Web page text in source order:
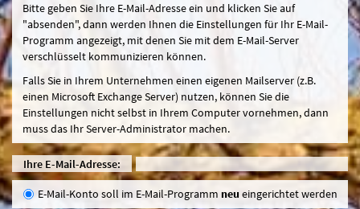
Bitte geben Sie Ihre E-Mail-Adresse ein und klicken Sie auf
"absenden", dann werden Ihnen die Einstellungen für Ihr E-Mail-
Programm angezeigt, mit denen Sie mit dem E-Mail-Server
verschlüsselt kommunizieren können.
Falls Sie in Ihrem Unternehmen einen eigenen Mailserver (z.B.
einen Microsoft Exchange Server) nutzen, können Sie die
Einstellungen nicht selbst in Ihrem Computer vornehmen, dann
muss das Ihr Server-Administrator machen.
Ihre E-Mail-Adresse:
E-Mail-Konto soll im E-Mail-Programm neu eingerichtet werden